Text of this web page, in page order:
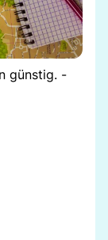
günstig. -